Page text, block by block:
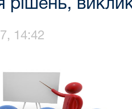
рішень,
14:42